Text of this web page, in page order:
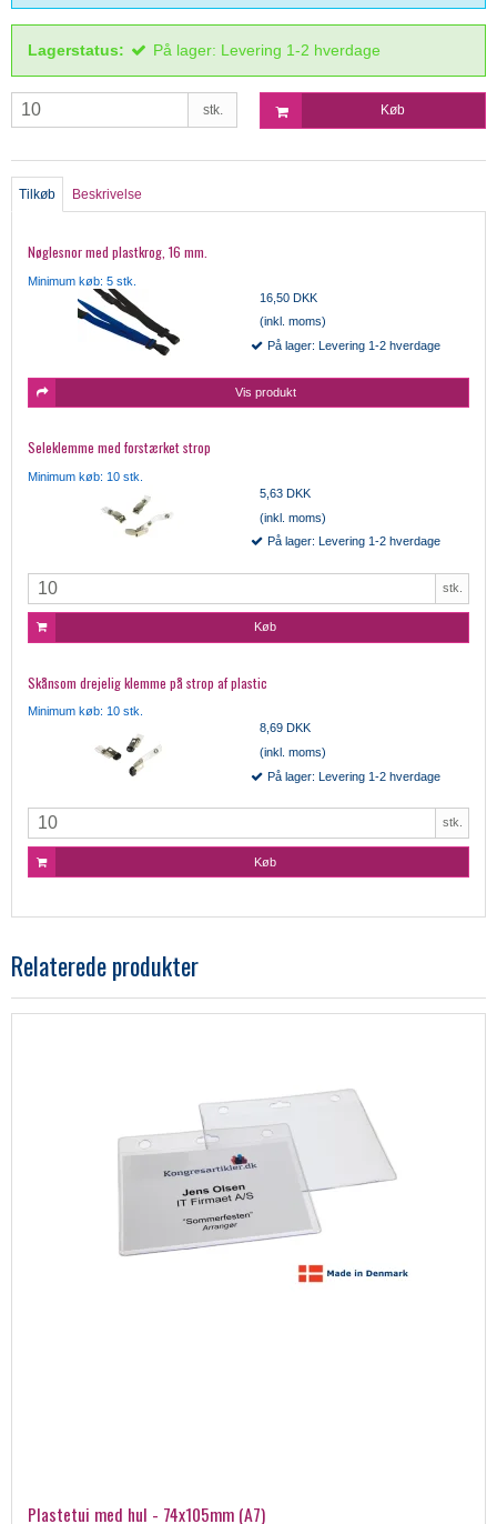
Lagerstatus: På lager: Levering 1-2 hverdage
stk. Køb
Tilkøb Beskrivelse
Nøglesnor med plastkrog, 16 mm.
Minimum køb: 5 stk.
16,50 DKK
(inkl. moms)
På lager: Levering 1-2 hverdage
Vis produkt
Seleklemme med forstærket strop
Minimum køb: 10 stk.
5,63 DKK
(inkl. moms)
På lager: Levering 1-2 hverdage
stk.
Køb
Skånsom drejelig klemme på strop af plastic
Minimum køb: 10 stk.
8,69 DKK
(inkl. moms)
På lager: Levering 1-2 hverdage
stk.
Køb
Relaterede produkter
Plastetui med hul - 74x105mm (A7)